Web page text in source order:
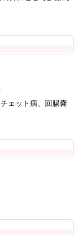
ェット病、回腸嚢